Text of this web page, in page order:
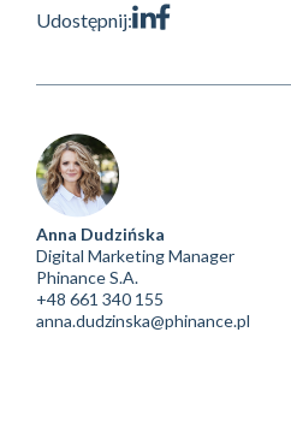
Udostępnij:
Anna Dudzińska
Digital Marketing Manager
Phinance S.A.
+48 661 340 155
anna.dudzinska@phinance.pl